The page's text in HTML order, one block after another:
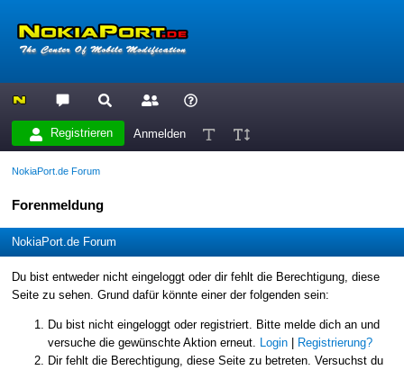
Registrieren Anmelden
NokiaPort.de Forum
Forenmeldung
NokiaPort.de Forum
Du bist entweder nicht eingeloggt oder dir fehlt die Berechtigung, diese
Seite zu sehen. Grund dafür könnte einer der folgenden sein:
Du bist nicht eingeloggt oder registriert. Bitte melde dich an und
versuche die gewünschte Aktion erneut.
Login|
Registrierung?
Dir fehlt die Berechtigung, diese Seite zu betreten. Versuchst du